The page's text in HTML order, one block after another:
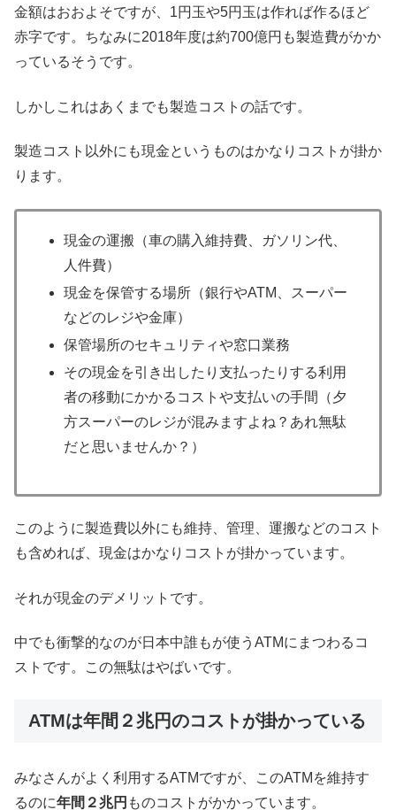
金額はおおよそですが、1円玉や5円玉は作れば作るほど
赤字です。ちなみに2018年度は約700億円も製造費がかか
っているそうです。
しかしこれはあくまでも製造コストの話です。
製造コスト以外にも現金というものはかなりコストが掛か
ります。
現金の運搬（車の購入維持費、ガソリン代、
人件費）
現金を保管する場所（銀行やATM、スーパー
などのレジや金庫）
保管場所のセキュリティや窓口業務
その現金を引き出したり支払ったりする利用
者の移動にかかるコストや支払いの手間（夕
方スーパーのレジが混みますよね？あれ無駄
だと思いませんか？）
このように製造費以外にも維持、管理、運搬などのコスト
も含めれば、現金はかなりコストが掛かっています。
それが現金のデメリットです。
中でも衝撃的なのが日本中誰もが使うATMにまつわるコ
ストです。この無駄はやばいです。
ATMは年間２兆円のコストが掛かっている
みなさんがよく利用するATMですが、このATMを維持す
るのに年間２兆円 ものコストがかかっています。